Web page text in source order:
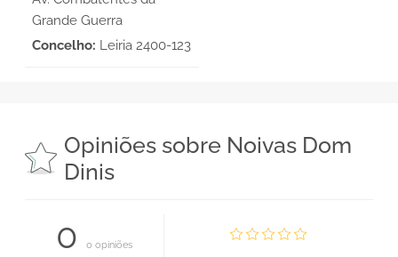
Grande Guerra
Concelho: Leiria 2400-123
Opiniões sobre Noivas Dom
Dinis
0 0 opiniões